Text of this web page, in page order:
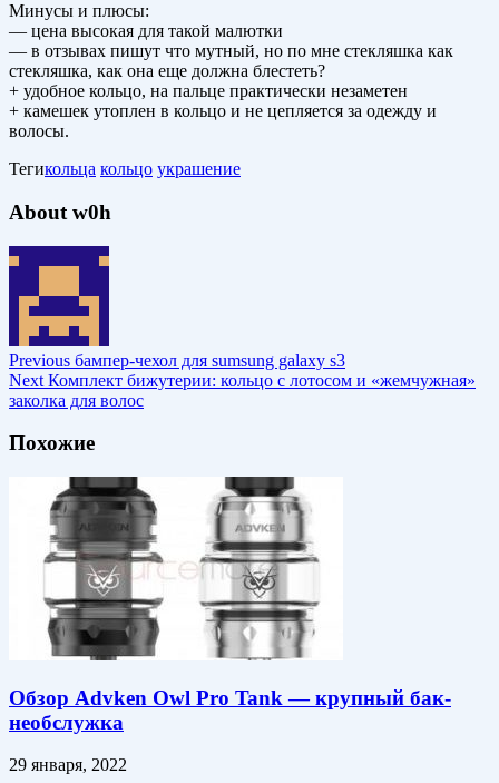
Минусы и плюсы:
— цена высокая для такой малютки
— в отзывах пишут что мутный, но по мне стекляшка как
стекляшка, как она еще должна блестеть?
+ удобное кольцо, на пальце практически незаметен
+ камешек утоплен в кольцо и не цепляется за одежду и
волосы.
Тегикольца кольцо украшение
About w0h
Previous бампер-чехол для sumsung galaxy s3
Next Комплект бижутерии: кольцо с лотосом и «жемчужная»
заколка для волос
Похожие
Обзор Advken Owl Pro Tank — крупный бак-
необслужка
29 января, 2022